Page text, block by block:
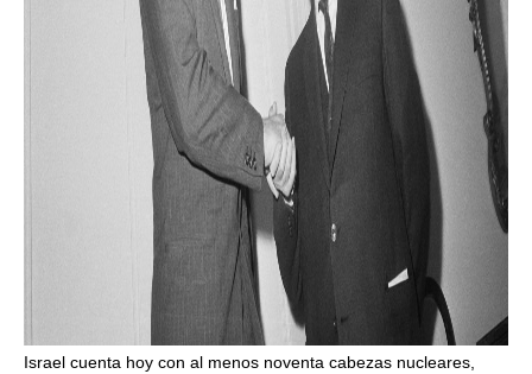
Israel cuenta hoy con al menos noventa cabezas nucleares,